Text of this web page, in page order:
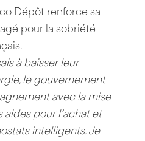
Dépôt renforce sa
pour la sobriété
à baisser leur
le gouvernement
avec la mise
pour l’achat et
intelligents. Je